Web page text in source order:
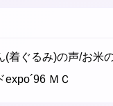
着ぐるみ)の声/お米
ＭＣ